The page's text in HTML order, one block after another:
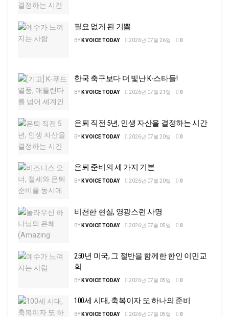
필요 없게 된 기쁨
BY K VOICE TODAY 2026년 07월 26일 0
한국 축구보다 더 빛난 K-스타들!
BY K VOICE TODAY 2026년 07월 21일 0
은퇴 직전 5년, 인생 자산을 결정하는 시간
BY K VOICE TODAY 2026년 07월 20일 0
은퇴 준비의 세 가지 기본
BY K VOICE TODAY 2026년 07월 20일 0
비천한 현실, 영광스런 사명
BY K VOICE TODAY 2026년 07월 05일 0
250년 미국, 그 절반을 함께한 한인 이민교
회
BY K VOICE TODAY 2026년 07월 05일 0
100세 시대, 축복이자 또 하나의 준비
BY K VOICE TODAY 2026년 07월 05일 0